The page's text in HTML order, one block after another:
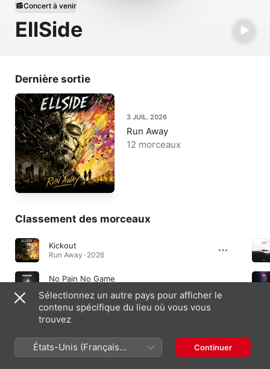
EllSide
Concert à venir
Dernière sortie
3 JUIL. 2026
Run Away
12 morceaux
Classement des morceaux
Kickout
Run Away · 2026
No Pain No Game
End
End - Single · 2026
Sélectionnez un autre pays pour afficher le
contenu spécifique du lieu où vous vous
trouvez
États-Unis (Français
France)
Continuer